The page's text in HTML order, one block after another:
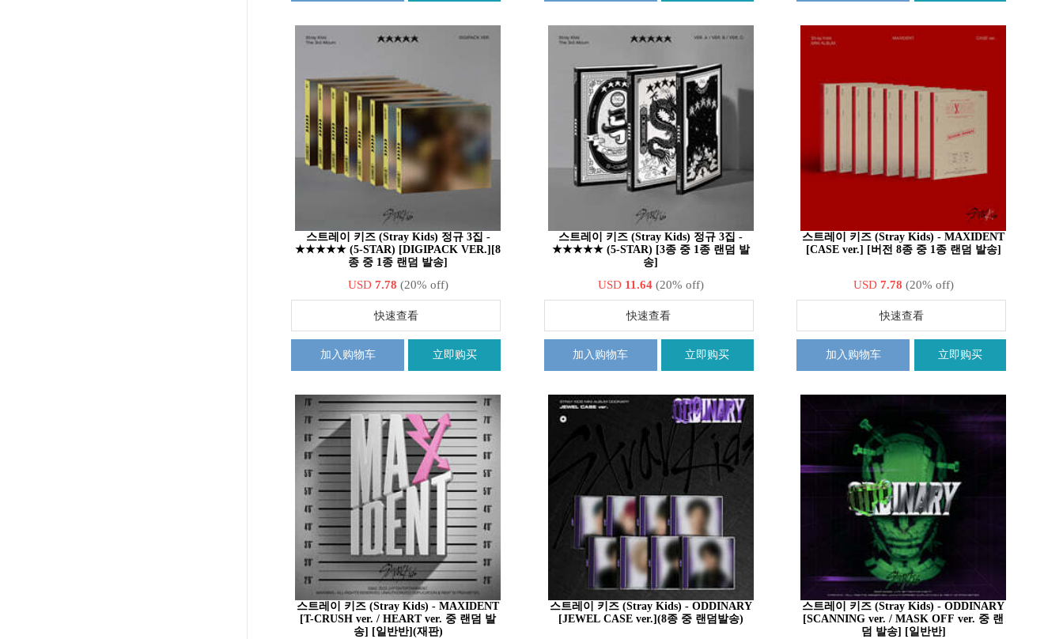
스트레이 키즈 (Stray Kids) 정규 3집 -
★★★★★ (5-STAR) [DIGIPACK VER.][8
종 중 1종 랜덤 발송]
USD 7.78 (20% off)
快速查看
加入购物车 立即购买
스트레이 키즈 (Stray Kids) 정규 3집 -
★★★★★ (5-STAR) [3종 중 1종 랜덤 발
송]
USD 11.64 (20% off)
快速查看
加入购物车 立即购买
스트레이 키즈 (Stray Kids) - MAXIDENT
[CASE ver.] [버전 8종 중 1종 랜덤 발송]
USD 7.78 (20% off)
快速查看
加入购物车 立即购买
스트레이 키즈 (Stray Kids) - MAXIDENT
[T-CRUSH ver. / HEART ver. 중 랜덤 발
송] [일반반](재판)
스트레이 키즈 (Stray Kids) - ODDINARY
[JEWEL CASE ver.](8종 중 랜덤발송)
스트레이 키즈 (Stray Kids) - ODDINARY
[SCANNING ver. / MASK OFF ver. 중 랜
덤 발송] [일반반]